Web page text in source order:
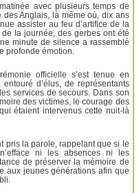
avec plusieurs temps de
Anglais, là même où, dix ans
assister au feu d’artifice de la
la journée, des gerbes ont été
minute de silence a rassemblé
profonde émotion.
officielle s’est tenue en
d’élus, de représentants
services de secours. Dans son
des victimes, le courage des
étaient intervenus cette nuit-là
pris la parole, rappelant que si le
ni les absences ni les
de préserver la mémoire de
aux jeunes générations afin que